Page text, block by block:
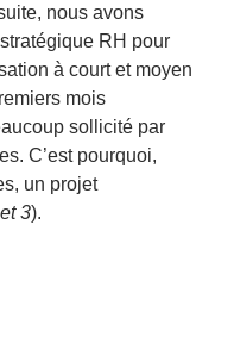
nous avons
RH pour
à court et moyen
mois
sollicité par
C’est pourquoi,
un projet
3).